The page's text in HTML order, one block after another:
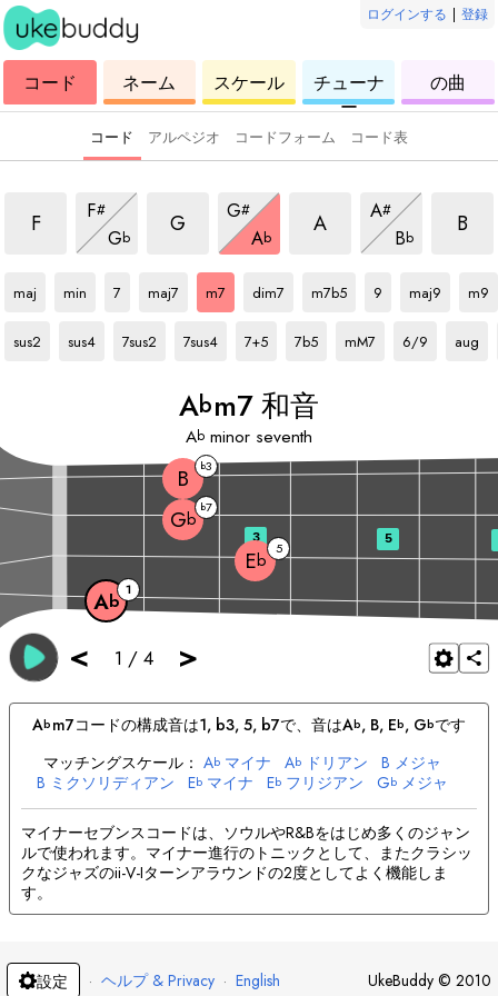
ログインする | 登録
ウ
ク
レ
コード
コ
ー
ド
ネーム
ウ
ク
レ
レ
スケール
ク
レ
レ
チューナ
ー
ク
レ
の曲
コード アルペジオ コードフォーム コード表
F
F#
m7 和音
Gb
m7 和音 G G#
m7 和音
Ab
m7 和音 A A#
m7 和音
Bb
m7 和音 B
maj
min
7
maj7
Ab
m7
和音
Ab
dim7
和音
m7b5
9
maj9
m9
sus2
sus4
7sus2
Ab
7sus4
和音
7+5
7b5
mM7
6/9
aug
Abm7 和音
Ab minor seventh
< 1 / 4 >
Ab 1
Eb 5
Gb
b7
B b3
3 5
Abm7コードの構成音は1, b3, 5, b7で、音はAb, B, Eb, Gbです
マッチングスケール： Ab マイナ Ab ドリアン B メジャ
B ミクソリディアン Eb マイナ Eb フリジアン Gb メジャ
G ドリアン
マイナーセブンスコードは、ソウルやR&Bをはじめ多くのジャン
ルで使われます。マイナー進行のトニックとして、またクラシッ
クなジャズのii-V-Iターンアラウンドの2度としてよく機能しま
す。
設定 · ヘルプ & Privacy · English UkeBuddy © 2010